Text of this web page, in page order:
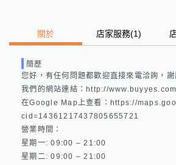
關於 店家服務(1)
簡歷
您好，有任何問題都歡迎直接來電洽詢，謝
我們的網站連結：http://
在Google Map上查看：https://
cid=14361217437805655721
營業時間：
星期一: 09:00 – 21:00
星期二: 09:00 – 21:00